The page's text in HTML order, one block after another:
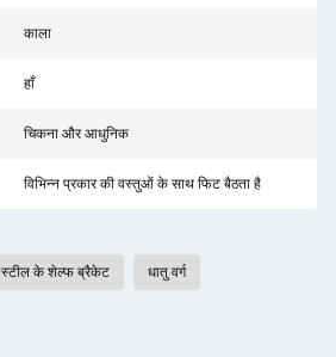
काला
हाँ
चिकना और आधुनिक
विभिन्न प्रकार की वस्तुओं के साथ फिट बैठता है
स्टील के शेल्फ ब्रैकेट धातु वर्ग